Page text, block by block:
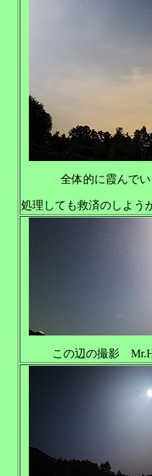
全体的に霞んでい
処理しても救済のしよう
この辺の撮影